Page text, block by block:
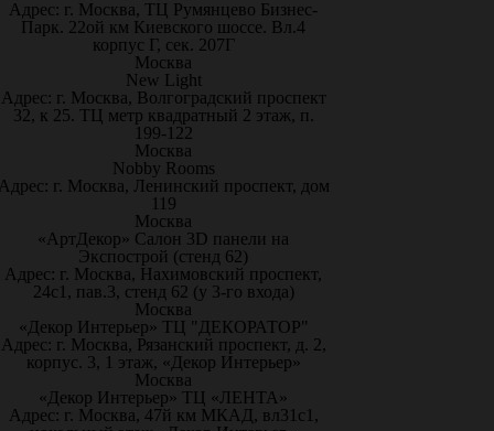
Адрес: г. Москва, ТЦ Румянцево Бизнес-
Парк. 22ой км Киевского шоссе. Вл.4
корпус Г, сек. 207Г
Москва
New Light
Адрес: г. Москва, Волгоградский проспект
32, к 25. ТЦ метр квадратный 2 этаж, п.
199-122
Москва
Nobby Rooms
г. Москва, Ленинский проспект, дом
119
Москва
«АртДекор» Салон 3D панели на
Экспострой (стенд 62)
Адрес: г. Москва, Нахимовский проспект,
24с1, пав.3, стенд 62 (у 3-го входа)
Москва
«Декор Интерьер» ТЦ "ДЕКОРАТОР"
Адрес: г. Москва, Рязанский проспект, д. 2,
корпус. 3, 1 этаж, «Декор Интерьер»
Москва
«Декор Интерьер» ТЦ «ЛЕНТА»
Адрес: г. Москва, 47й км МКАД, вл31с1,